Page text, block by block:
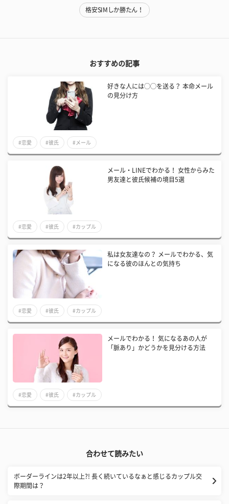
格安SIMしか勝たん！
おすすめの記事
好きな人には◯◯を送る？ 本命メール
の見分け方
#恋愛 #彼氏 #メール
メール・LINEでわかる！ 女性からみた
男友達と彼氏候補の境目5選
#恋愛 #彼氏 #カップル
私は女友達なの？ メールでわかる、気
になる彼のほんとの気持ち
#恋愛 #彼氏 #カップル
メールでわかる！ 気になるあの人が
「脈あり」かどうかを見分ける方法
#恋愛 #彼氏 #カップル
合わせて読みたい
​ボーダーラインは2年以上?! 長く続いているなぁと感じるカップル交
際期間は？